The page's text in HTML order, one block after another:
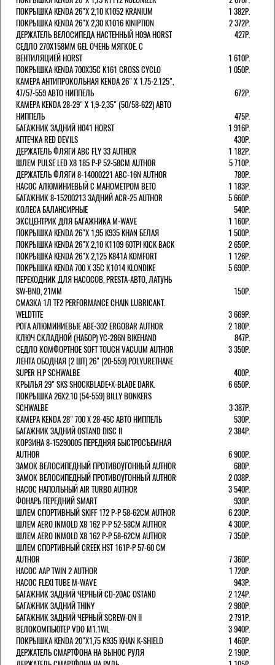
ПОКРЫШКА KENDA 26"Х 2,10 K1052 KRANIUM
1 382Р.
ПОКРЫШКА KENDA 26"Х 2,30 K1016 KINIPTION
2 372Р.
ДЕРЖАТЕЛЬ ВЕЛОСИПЕДА НАСТЕННЫЙ H09A HORST
427Р.
СЕДЛО 270Х158ММ GEL ОЧЕНЬ МЯГКОЕ. С
ВЕНТИЛЯЦИЕЙ HORST
1 610Р.
ПОКРЫШКА KENDA 700Х35С K161 CROSS CYCLO
1 050Р.
КАМЕРА АНТИПРОКОЛЬНАЯ KENDA 26" Х 1.75-2.125",
47/57-559 АВТО НИППЕЛЬ
672Р.
КАМЕРА KENDA 28-29" Х 1,9-2,35" (50/58-622) АВТО
НИППЕЛЬ
475Р.
БАГАЖНИК ЗАДНИЙ H041 HORST
1 916Р.
АПТЕЧКА RED DEVILS
430Р.
ДЕРЖАТЕЛЬ ФЛЯГИ АВС FLY 33 AUTHOR
1 182Р.
ШЛЕМ PULSE LED X8 185 Р-Р 52-58СМ AUTHOR
5 710Р.
ДЕРЖАТЕЛЬ ФЛЯГИ 8-14000221 ABC-16N AUTHOR
780Р.
НАСОС АЛЮМИНИЕВЫЙ С МАНОМЕТРОМ BETO
1 183Р.
БАГАЖНИК 8-15200213 ЗАДНИЙ ACR-25 AUTHOR
5 660Р.
КОЛЕСА БАЛАНСИРНЫЕ
540Р.
ЭКСЦЕНТРИК ДЛЯ БАГАЖНИКА M-WAVE
1 160Р.
ПОКРЫШКА KENDA 26"Х 1,95 K935 KHAN БЕЛАЯ
1 500Р.
ПОКРЫШКА KENDA 26"Х 2,10 K1109 60TPI KICK BACK
2 650Р.
ПОКРЫШКА KENDA 26"Х 2,125 K841A KOMFORT
1 126Р.
ПОКРЫШКА KENDA 700 Х 35С К1014 KLONDIKE
5 690Р.
ПЕРЕХОДНИК ДЛЯ НАСОСОВ, PRESTA-АВТО, ЛАТУНЬ
SW-BND, 21ММ
150Р.
СМАЗКА 1Л TF2 PERFORMANCE CHAIN LUBRICANT.
WELDTITE
3 669Р.
РОГА АЛЮМИНИЕВЫЕ ABE-302 ERGOBAR AUTHOR
2 180Р.
КЛЮЧ СКЛАДНОЙ (НАБОР) YC-286N BIKEHAND
847Р.
СЕДЛО КОМФОРТНОЕ SOFT TOUCH VACUUM AUTHOR
3 350Р.
ЛЕНТА ОБОДНАЯ (2 ШТ) 26" (20-559) POLYURETHANE
SUPER H.P SCHWALBE
400Р.
КРЫЛЬЯ 29" SKS SHOCKBLADE+X-BLADE DARK.
6 650Р.
ПОКРЫШКА 26X2.10 (54-559) BILLY BONKERS
SCHWALBE
3 387Р.
КАМЕРА KENDA 28" 700 Х 28-45С АВТО НИППЕЛЬ
530Р.
БАГАЖНИК ЗАДНИЙ OSTAND DISC II
2 384Р.
КОРЗИНА 8-15290005 ПЕРЕДНЯЯ БЫСТРОСЪЕМНАЯ
AUTHOR
6 900Р.
ЗАМОК ВЕЛОСИПЕДНЫЙ ПРОТИВОУГОННЫЙ AUTHOR
680Р.
ЗАМОК ВЕЛОСИПЕДНЫЙ ПРОТИВОУГОННЫЙ AUTHOR
2 038Р.
НАСОС НАПОЛЬНЫЙ AIR TURBO AUTHOR
3 540Р.
ФОНАРЬ ПЕРЕДНИЙ SMART
930Р.
ШЛЕМ СПОРТИВНЫЙ SKIFF 172 Р-Р 58-62СМ AUTHOR
6 230Р.
ШЛЕМ AERO INMOLD X8 162 Р-Р 52-58СМ AUTHOR
4 300Р.
ШЛЕМ AERO INMOLD X8 162 Р-Р 58-62СМ AUTHOR
7 350Р.
ШЛЕМ СПОРТИВНЫЙ CREEK HST 161Р-Р 57-60 СМ
AUTHOR
7 360Р.
НАСОС AAP TWIN 2 AUTHOR
1 720Р.
НАСОС FLEXI TUBE M-WAVE
943Р.
БАГАЖНИК ЗАДНИЙ ЧЕРНЫЙ СD-20AC OSTAND
2 124Р.
БАГАЖНИК ЗАДНИЙ THINY
2 980Р.
БАГАЖНИК ЗАДНИЙ ЧЕРНЫЙ SCREW-ON II
2 791Р.
ВЕЛОКОМПЬЮТЕР VDO M1.1WL
3 940Р.
ПОКРЫШКА KENDA 20"Х1,75 K935 KHAN K-SHIELD
1 460Р.
ДЕРЖАТЕЛЬ СМАРТФОНА НА ВЫНОС РУЛЯ
2 190Р.